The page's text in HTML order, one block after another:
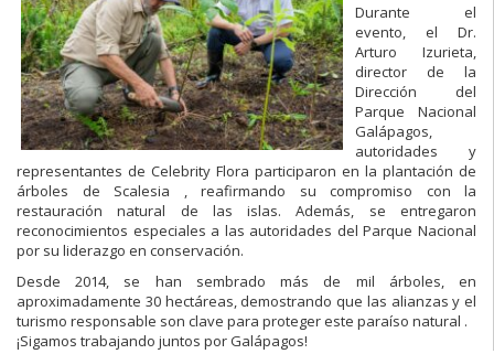
Durante el
evento, el Dr.
Arturo Izurieta,
director de la
Dirección del
Parque Nacional
Galápagos,
autoridades y
representantes de Celebrity Flora participaron en la plantación de
árboles de Scalesia , reafirmando su compromiso con la
restauración natural de las islas. Además, se entregaron
reconocimientos especiales a las autoridades del Parque Nacional
por su liderazgo en conservación.
Desde 2014, se han sembrado más de mil árboles, en
aproximadamente 30 hectáreas, demostrando que las alianzas y el
turismo responsable son clave para proteger este paraíso natural .
¡Sigamos trabajando juntos por Galápagos!